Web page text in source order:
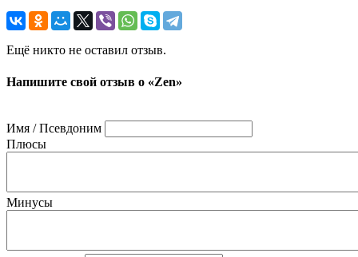
Ещё никто не оставил отзыв.
Напишите свой отзыв о «Zen»
Имя / Псевдоним
Плюсы
Минусы